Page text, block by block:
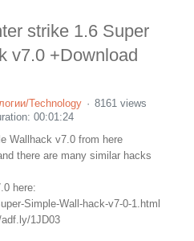
strike 1.6 Super
v7.0 +Download
Technology
8161 views
00:01:24
Wallhack v7.0 from here
there are many similar hacks
here:
Simple-Wall-hack-v7-0-1.html
1JD03